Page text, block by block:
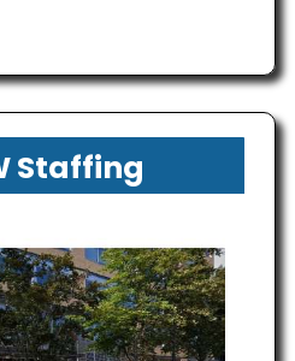
Staffing